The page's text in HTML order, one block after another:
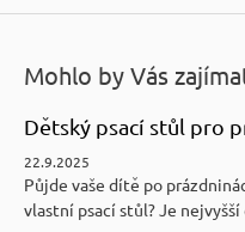
Mohlo by Vás
Dětský psací stůl pro
22.9.2025
Půjde vaše dítě po
vlastní psací stůl? Je nejvyšší